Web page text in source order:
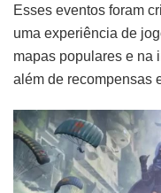
Esses eventos foram
uma experiência de
mapas populares e na
além de recompensas